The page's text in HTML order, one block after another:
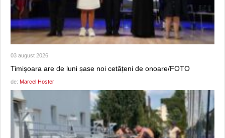
03 august 2026
Timișoara are de luni șase noi cetățeni de onoare/FOTO
de: Marcel Hoster